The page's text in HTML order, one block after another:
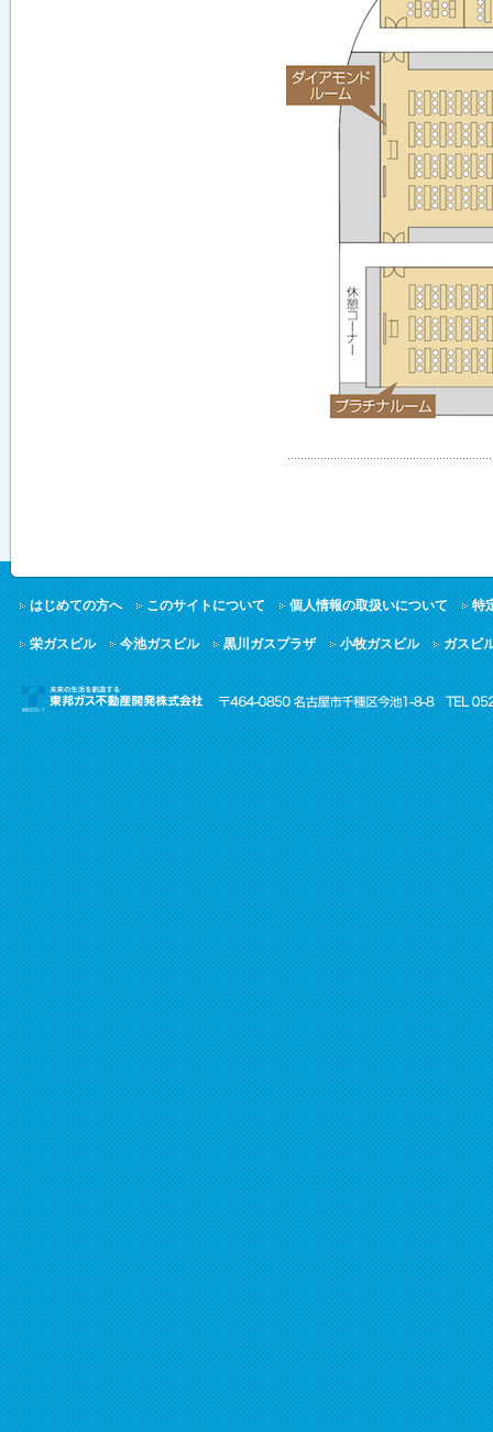
はじめての方へ このサイトについて 個人情報の取扱いについて 特
栄ガスビル 今池ガスビル 黒川ガスプラザ 小牧ガスビル ガスビ